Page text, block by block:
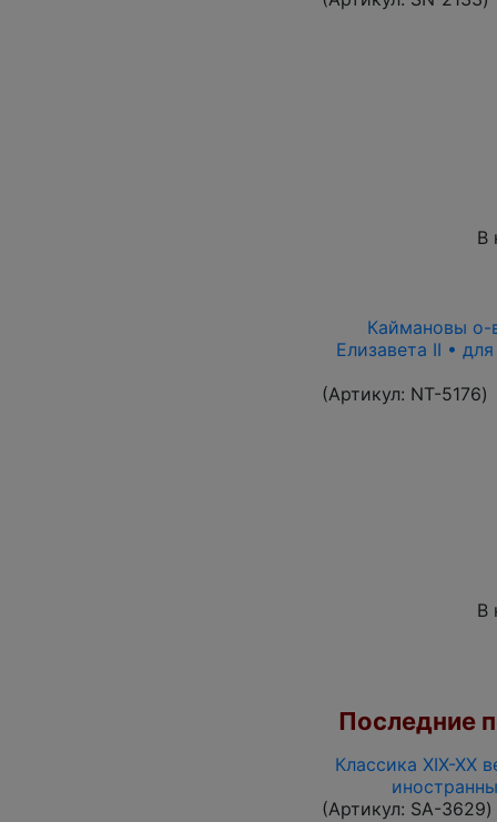
В
Каймановы о-
Елизавета II •
(Артикул: NT-5176)
В
Последние
Классика XIX-XX
(Артикул: SA-3629)